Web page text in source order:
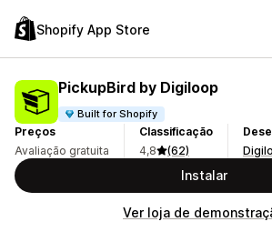
Shopify App Store
PickupBird by Digiloop
Built for Shopify
Preços
Avaliação gratuita
Classificação
4,8
(62)
Instalar
Ver loja de